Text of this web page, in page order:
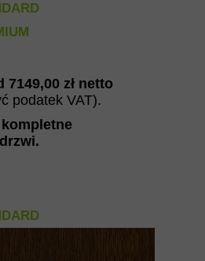
.
7149,00 zł netto
podatek VAT).